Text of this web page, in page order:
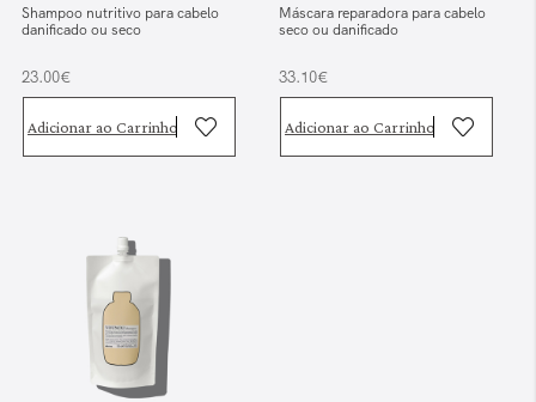
Shampoo nutritivo para cabelo
danificado ou seco
23.00€
Adicionar ao Carrinho
Máscara reparadora para cabelo
seco ou danificado
33.10€
Adicionar ao Carrinho